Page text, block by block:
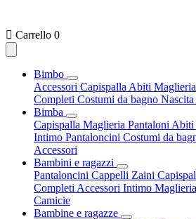
 Carrello 0
Bimbo
Accessori Capispalla Abiti Maglieria
Completi Costumi da bagno Nascita
Bimba
Capispalla Maglieria Pantaloni Abiti
Intimo Pantaloncini Costumi da
Accessori
Bambini e ragazzi
Pantaloncini Cappelli Zaini
Completi Accessori Intimo Maglieria
Camicie
Bambine e ragazze